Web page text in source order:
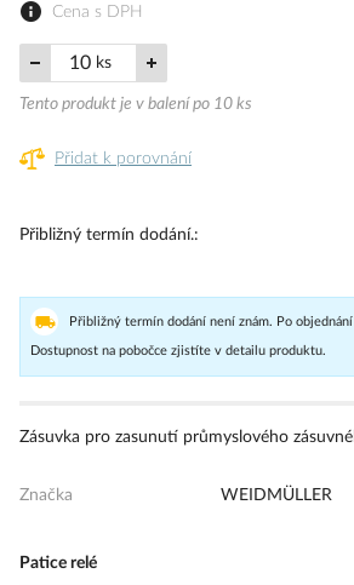
Cena s DPH
ks
Tento produkt je v balení po 10 ks
Přidat k porovnání
Přibližný termín dodání.
Přibližný termín dodání není znám. Po
Dostupnost na pobočce zjistíte v detailu produktu.
Zásuvka pro zasunutí průmyslového
Značka WEIDMÜLLER
Patice relé